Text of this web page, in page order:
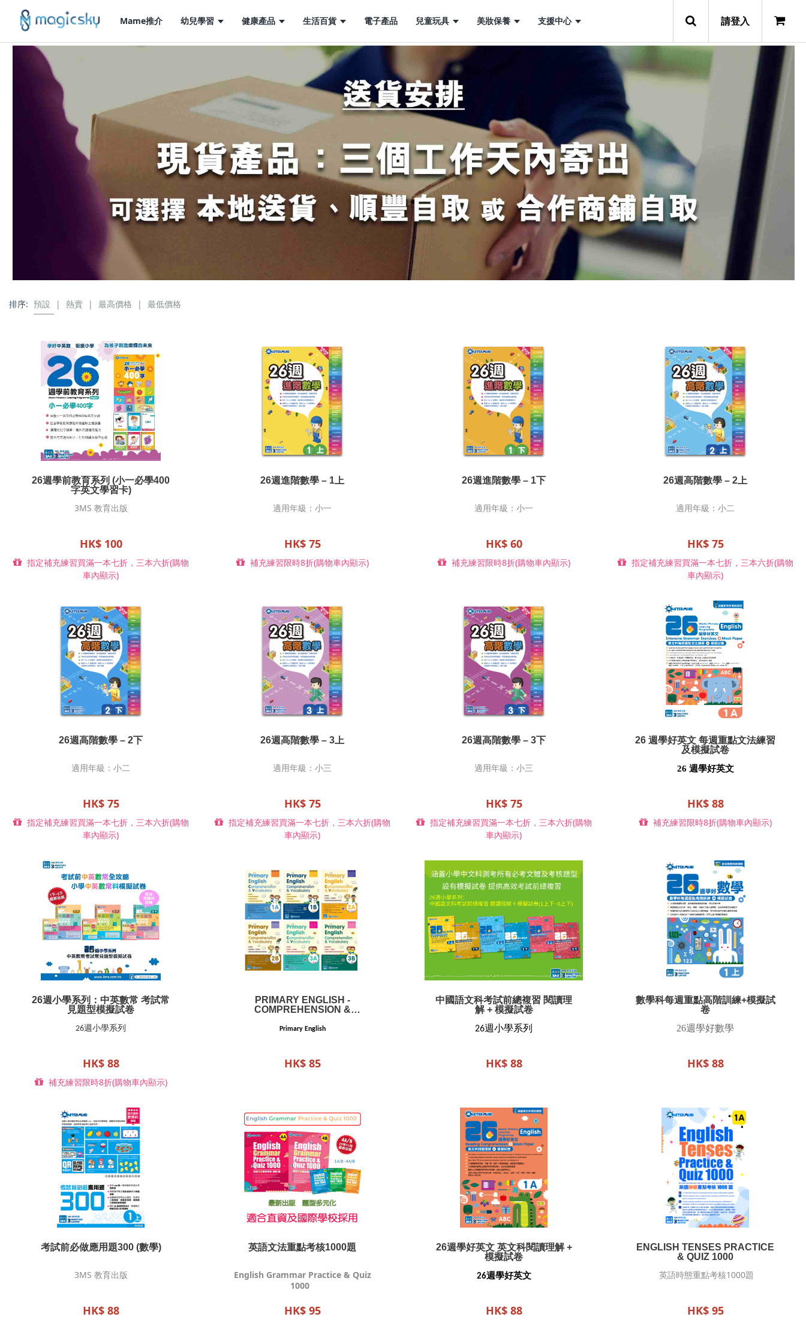
Mame推介 幼兒學習 健康產品 生活百貨 電子產品 兒童玩具 美妝保養 支援中心 請登入
排序: 預設 | 熱賣 | 最高價格 | 最低價格
26週學前教育系列 (小一必學400
字英文學習卡)
3MS 教育出版
HK$ 100
指定補充練習買滿一本七折，三本六折(購物
車內顯示)
26週進階數學 – 1上
適用年級：小一
HK$ 75
補充練習限時8折(購物車內顯示)
26週進階數學 – 1下
適用年級：小一
HK$ 60
補充練習限時8折(購物車內顯示)
26週高階數學 – 2上
適用年級：小二
HK$ 75
指定補充練習買滿一本七折，三本六折(購物
車內顯示)
26週高階數學 – 2下
適用年級：小二
HK$ 75
指定補充練習買滿一本七折，三本六折(購物
車內顯示)
26週高階數學 – 3上
適用年級：小三
HK$ 75
指定補充練習買滿一本七折，三本六折(購物
車內顯示)
26週高階數學 – 3下
適用年級：小三
HK$ 75
指定補充練習買滿一本七折，三本六折(購物
車內顯示)
26 週學好英文 每週重點文法練習
及模擬試卷
26 週學好英文
HK$ 88
補充練習限時8折(購物車內顯示)
26週小學系列：中英數常 考試常
見題型模擬試卷
26週小學系列
HK$ 88
補充練習限時8折(購物車內顯示)
PRIMARY ENGLISH -
COMPREHENSION &
Primary English
HK$ 85
中國語文科考試前總複習 閱讀理
解 + 模擬試卷
26週小學系列
HK$ 88
數學科每週重點高階訓練+模擬試
卷
26週學好數學
HK$ 88
考試前必做應用題300 (數學)
3MS 教育出版
HK$ 88
英語文法重點考核1000題
English Grammar Practice & Quiz
1000
HK$ 95
26週學好英文 英文科閱讀理解 +
模擬試卷
26週學好英文
HK$ 88
ENGLISH TENSES PRACTICE
& QUIZ 1000
英語時態重點考核1000題
HK$ 95